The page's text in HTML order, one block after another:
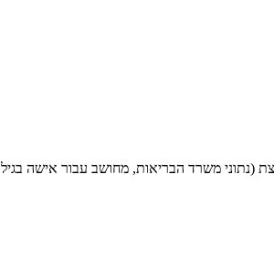
משרד הבריאות, מחושב עבור אישה בגיל 30).